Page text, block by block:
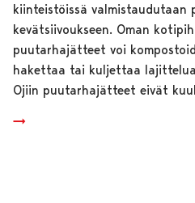
kiinteistöissä valmistaudutaan
kevätsiivoukseen. Oman
puutarhajätteet voi
hakettaa tai kuljettaa
Ojiin puutarhajätteet eivät